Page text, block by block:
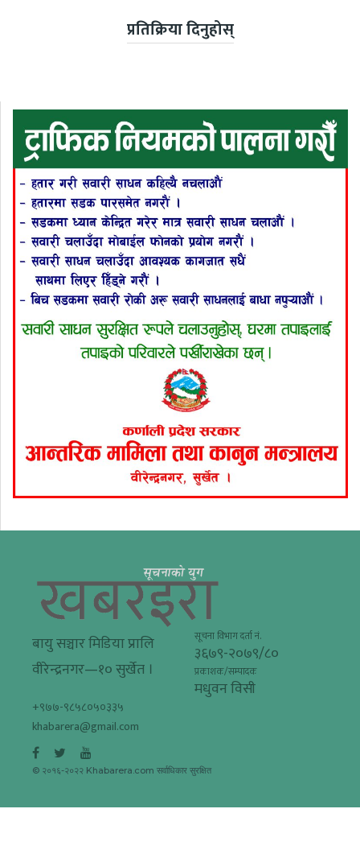
प्रतिक्रिया दिनुहोस्
बायु सञ्चार मिडिया प्रालि
वीरेन्द्रनगर—१० सुर्खेत ।
सूचना विभाग दर्ता नं.
३६७९-२०७९/८०
प्रकाशक/सम्पादक
मधुवन विसी
+९७७-९८५८०५०३३५
khabarera@gmail.com
© २०१६-२०२२ Khabarera.com सर्वाधिकार सुरक्षित